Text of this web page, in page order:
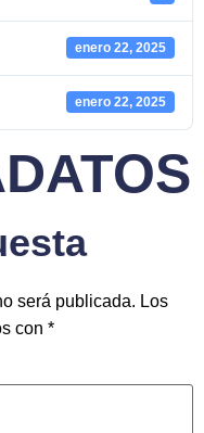
enero 22, 2025
enero 22, 2025
será publicada. Los
con *